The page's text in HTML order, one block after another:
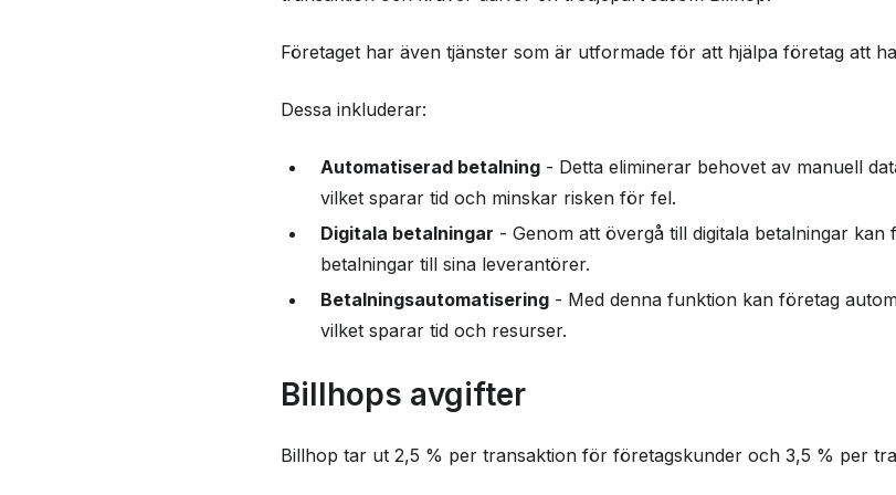
Företaget har även tjänster som är utformade för att hjälpa företag att
Dessa inkluderar:
Automatiserad betalning - Detta eliminerar behovet av manuell
vilket sparar tid och minskar risken för fel.
Digitala betalningar - Genom att övergå till digitala betalningar
betalningar till sina leverantörer.
Betalningsautomatisering - Med denna funktion kan företag
vilket sparar tid och resurser.
Billhops avgifter
Billhop tar ut 2,5 % per transaktion för företagskunder och 3,5 % per